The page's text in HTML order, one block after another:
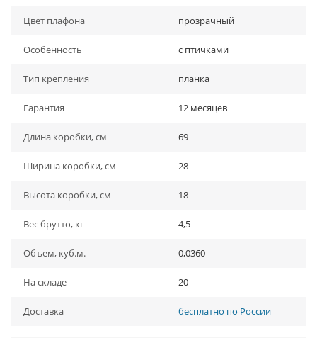
Цвет плафона прозрачный
Особенность с птичками
Тип крепления планка
Гарантия 12 месяцев
Длина коробки, см 69
Ширина коробки, см 28
Высота коробки, см 18
Вес брутто, кг 4,5
Объем, куб.м. 0,0360
На складе 20
Доставка бесплатно по России